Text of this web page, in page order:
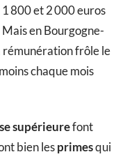
800 et 2 000 euros
en Bourgogne-
rémunération frôle le
chaque mois
supérieurefont
bien lesprimesqui